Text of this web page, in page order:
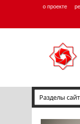
о проекте